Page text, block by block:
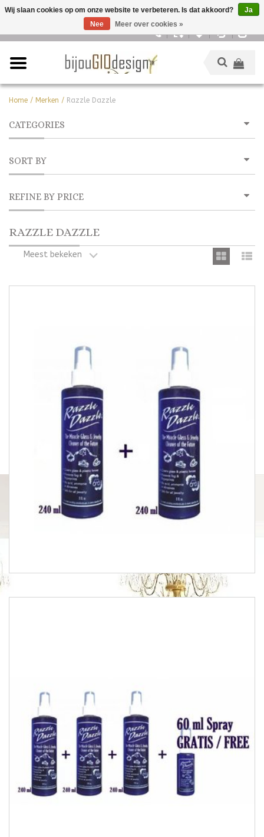
Home / Merken / Razzle Dazzle
CATEGORIES
SORT BY
REFINE BY PRICE
RAZZLE DAZZLE
Meest bekeken
Wij slaan cookies op om onze website te verbeteren. Is dat akkoord?
Ja
Nee
Meer over cookies »